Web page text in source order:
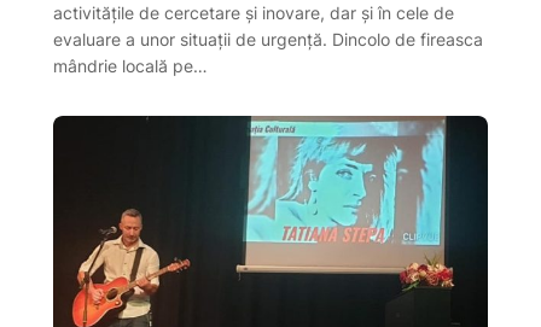
activitățile de cercetare și inovare, dar și în cele de
evaluare a unor situații de urgență. Dincolo de fireasca
mândrie locală pe…